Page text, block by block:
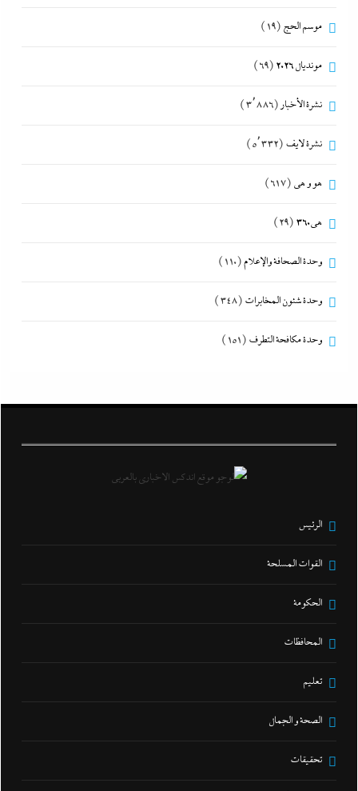
موسم الحج (19)
مونديال 2026 (69)
نشرة الأخبار (3٬886)
نشرة لايف (5٬332)
هو و هي (617)
هى360 (29)
وحدة الصحافة والإعلام(110)
وحدة شئون المخابرات (348)
وحدة مكافحة التطرف (151)
الرئيس
القوات المسلحة
الحكومة
المحافظات
تعليم
الصحة و الجمال
تحقيقات